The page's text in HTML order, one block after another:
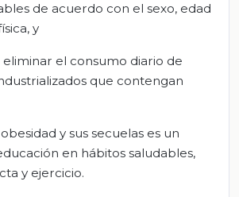
de acuerdo con el sexo, edad
y
eliminar el consumo diario de
que contengan
y sus secuelas es un
en hábitos saludables,
y ejercicio.